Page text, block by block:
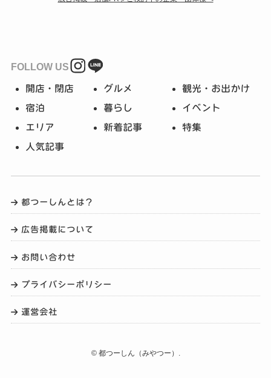
FOLLOW US
開店・閉店 グルメ 観光・お出かけ
宿泊 暮らし イベント
エリア 新着記事 特集
人気記事
都つーしんとは？
広告掲載について
お問い合わせ
プライバシーポリシー
運営会社
©都つーしん（みやつー）.